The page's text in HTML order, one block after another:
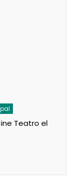
Teatro el